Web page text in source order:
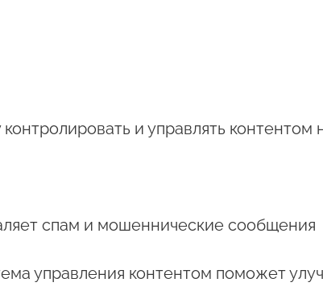
и управлять
спам и мошеннические сообщения
управления контентом поможет